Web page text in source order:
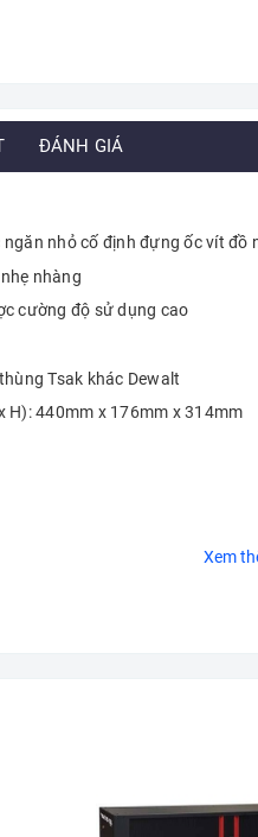
ĐÁNH GIÁ
ngăn nhỏ cố định đựng ốc vít đồ
nhàng
cường độ sử dụng cao
Tsak khác Dewalt
H): 440mm x 176mm x 314mm
Xem